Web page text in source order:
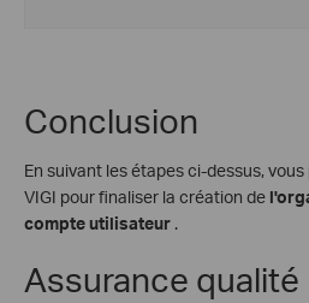
Conclusion
En suivant les étapes ci-dessus,
VIGI pour finaliser la création de
compte utilisateur .
Assurance qualité